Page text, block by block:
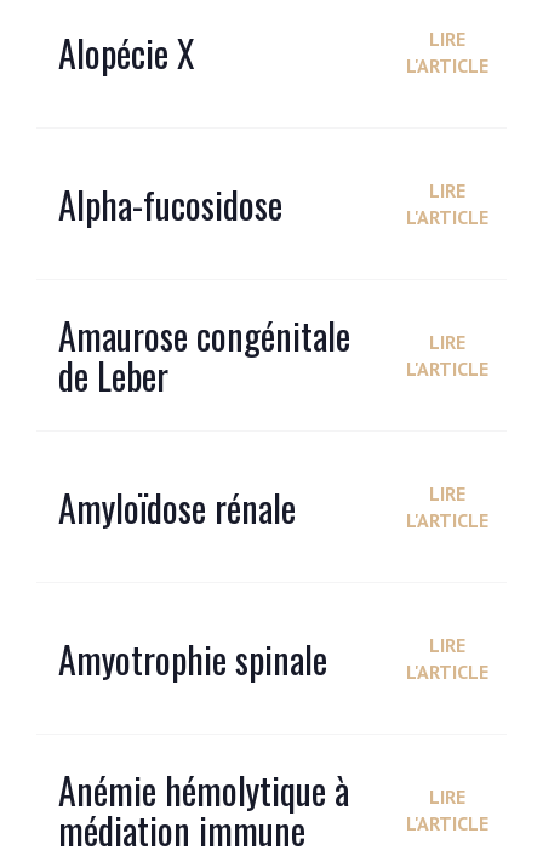
Alopécie X
LIRE
L'ARTICLE
Alpha-fucosidose
LIRE
L'ARTICLE
Amaurose congénitale
de Leber
LIRE
L'ARTICLE
Amyloïdose rénale
LIRE
L'ARTICLE
Amyotrophie spinale
LIRE
L'ARTICLE
Anémie hémolytique à
médiation immune
LIRE
L'ARTICLE